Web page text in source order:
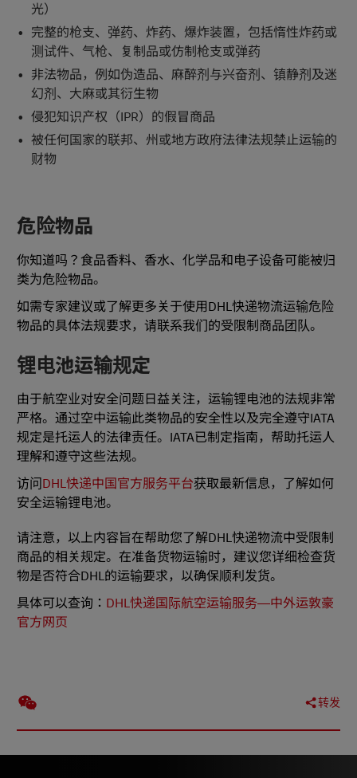
光）
完整的枪支、弹药、炸药、爆炸装置，包括惰性炸药或
测试件、气枪、复制品或仿制枪支或弹药
非法物品，例如伪造品、麻醉剂与兴奋剂、镇静剂及迷
幻剂、大麻或其衍生物
侵犯知识产权（IPR）的假冒商品
被任何国家的联邦、州或地方政府法律法规禁止运输的
财物
危险物品
你知道吗？食品香料、香水、化学品和电子设备可能被归
类为危险物品。
如需专家建议或了解更多关于使用DHL快递物流运输危险
物品的具体法规要求，请联系我们的受限制商品团队。
锂电池运输规定
由于航空业对安全问题日益关注，运输锂电池的法规非常
严格。通过空中运输此类物品的安全性以及完全遵守IATA
规定是托运人的法律责任。IATA已制定指南，帮助托运人
理解和遵守这些法规。
访问 DHL快递中国官方服务平台获取最新信息，了解如何
安全运输锂电池。
请注意，以上内容旨在帮助您了解DHL快递物流中受限制
商品的相关规定。在准备货物运输时，建议您详细检查货
物是否符合DHL的运输要求，以确保顺利发货。
具体可以查询： DHL快递国际航空运输服务—中外运敦豪
官方网页
转发